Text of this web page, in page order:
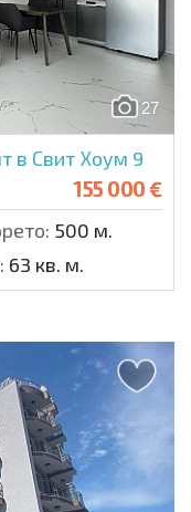
27
в Свит Хоум 9
155 000 €
500 м.
63 кв. м.